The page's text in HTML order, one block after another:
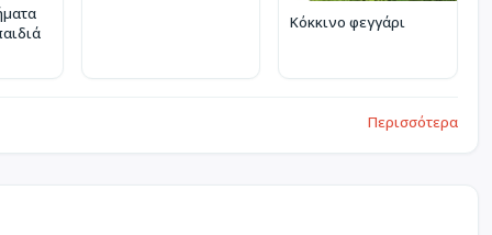
Κόκκινο φεγγάρι
Περισσότερα